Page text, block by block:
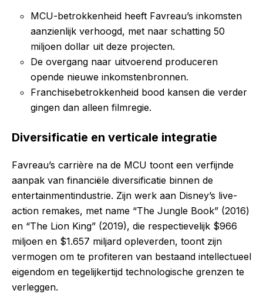
MCU-betrokkenheid heeft Favreau’s inkomsten
aanzienlijk verhoogd, met naar schatting 50
miljoen dollar uit deze projecten.
De overgang naar uitvoerend produceren
opende nieuwe inkomstenbronnen.
Franchisebetrokkenheid bood kansen die verder
gingen dan alleen filmregie.
Diversificatie en verticale integratie
Favreau’s carrière na de MCU toont een verfijnde
aanpak van financiële diversificatie binnen de
entertainmentindustrie. Zijn werk aan Disney’s live-
action remakes, met name “The Jungle Book” (2016)
en “The Lion King” (2019), die respectievelijk $966
miljoen en $1.657 miljard opleverden, toont zijn
vermogen om te profiteren van bestaand intellectueel
eigendom en tegelijkertijd technologische grenzen te
verleggen.